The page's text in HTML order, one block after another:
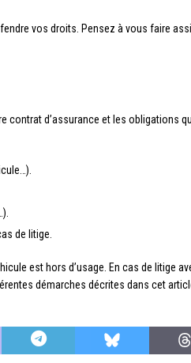
vos droits. Pensez à vous faire
contrat d’assurance et les obligations
de litige.
est hors d’usage. En cas de litige
démarches décrites dans cet